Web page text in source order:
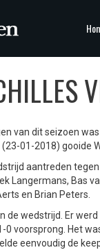
van dit seizoen
01-2018) gooide
aantreden
Langermans, Bas
en Brian Peters.
de wedstrijd. Er
0 voorsprong. Het
eenvoudig de